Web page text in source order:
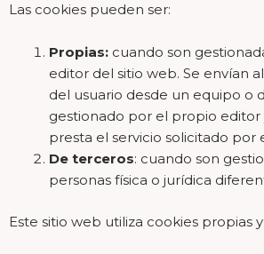
Las cookies pueden ser:
Propias: cuando son
editor del sitio web. Se envían
del usuario desde un equipo o
gestionado por el propio editor
presta el servicio solicitado por
De terceros: cuando son
personas física o jurídica
Este sitio web utiliza cookies propias